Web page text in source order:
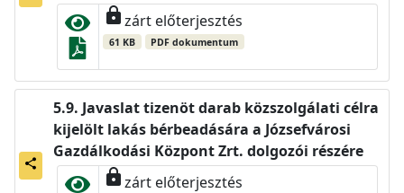
lockzárt előterjesztés
61 KB PDF dokumentum
share
Javaslat tizenöt darab közszolgálati célra
kijelölt lakás bérbeadására a Józsefvárosi
Gazdálkodási Központ Zrt. dolgozói részére
lockzárt előterjesztés